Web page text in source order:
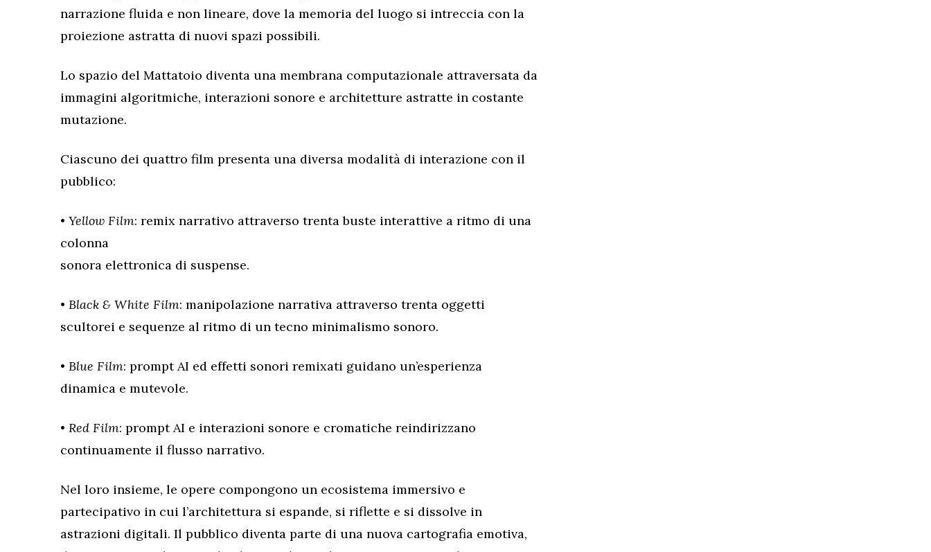
narrazione fluida e non lineare, dove la memoria del luogo si intreccia con la
proiezione astratta di nuovi spazi possibili.
Lo spazio del Mattatoio diventa una membrana computazionale attraversata da
immagini algoritmiche, interazioni sonore e architetture astratte in costante
mutazione.
Ciascuno dei quattro film presenta una diversa modalità di interazione con il
pubblico:
• Yellow Film: remix narrativo attraverso trenta buste interattive a ritmo di una
colonna
sonora elettronica di suspense.
• Black & White Film: manipolazione narrativa attraverso trenta oggetti
scultorei e sequenze al ritmo di un tecno minimalismo sonoro.
• Blue Film: prompt AI ed effetti sonori remixati guidano un’esperienza
dinamica e mutevole.
• Red Film: prompt AI e interazioni sonore e cromatiche reindirizzano
continuamente il flusso narrativo.
Nel loro insieme, le opere compongono un ecosistema immersivo e
partecipativo in cui l’architettura si espande, si riflette e si dissolve in
astrazioni digitali. Il pubblico diventa parte di una nuova cartografia emotiva,